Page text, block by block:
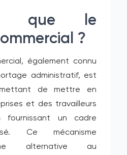
ce que le
?
également connu
administratif, est
de mettre en
et des travailleurs
fournissant un cadre
Ce mécanisme
alternative au